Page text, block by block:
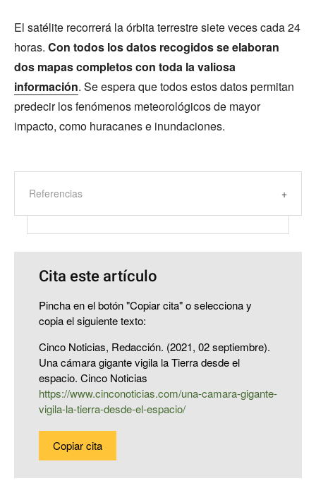
El satélite recorrerá la órbita terrestre siete veces cada 24
horas. Con todos los datos recogidos se elaboran
dos mapas completos con toda la valiosa
información. Se espera que todos estos datos permitan
predecir los fenómenos meteorológicos de mayor
impacto, como huracanes e inundaciones.
Referencias
Cita este artículo
Pincha en el botón "Copiar cita" o selecciona y
copia el siguiente texto:
Cinco Noticias, Redacción. (2021, 02 septiembre).
Una cámara gigante vigila la Tierra desde el
espacio. Cinco Noticias
https://www.cinconoticias.com/una-camara-gigante-
vigila-la-tierra-desde-el-espacio/
Copiar cita